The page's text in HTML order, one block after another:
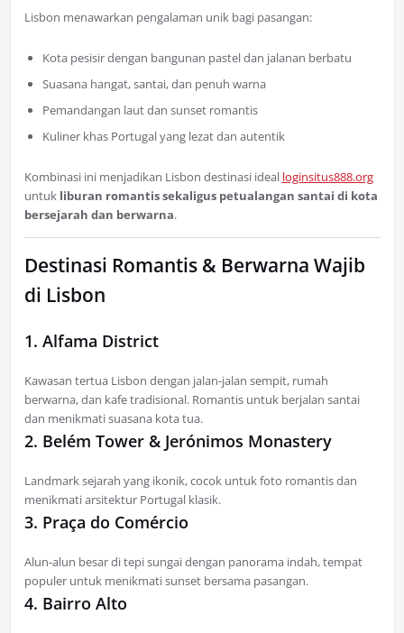
Lisbon menawarkan pengalaman unik bagi pasangan:
Kota pesisir dengan bangunan pastel dan jalanan berbatu
Suasana hangat, santai, dan penuh warna
Pemandangan laut dan sunset romantis
Kuliner khas Portugal yang lezat dan autentik
Kombinasi ini menjadikan Lisbon destinasi ideal loginsitus888.org
untuk liburan romantis sekaligus petualangan santai di kota
bersejarah dan berwarna.
Destinasi Romantis & Berwarna Wajib
di Lisbon
1. Alfama District
Kawasan tertua Lisbon dengan jalan-jalan sempit, rumah
berwarna, dan kafe tradisional. Romantis untuk berjalan santai
dan menikmati suasana kota tua.
2. Belém Tower & Jerónimos Monastery
Landmark sejarah yang ikonik, cocok untuk foto romantis dan
menikmati arsitektur Portugal klasik.
3. Praça do Comércio
Alun-alun besar di tepi sungai dengan panorama indah, tempat
populer untuk menikmati sunset bersama pasangan.
4. Bairro Alto